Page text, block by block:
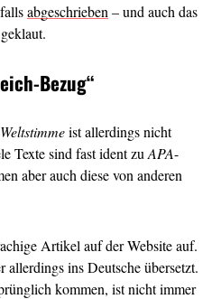
abgeschrieben – und auch das
Bezug“
Weltstimmeist allerdings nicht
Texte sind fast ident zu APA-
aber auch diese von anderen
Artikel auf der Website auf.
allerdings ins Deutsche übersetzt.
kommen, ist nicht immer